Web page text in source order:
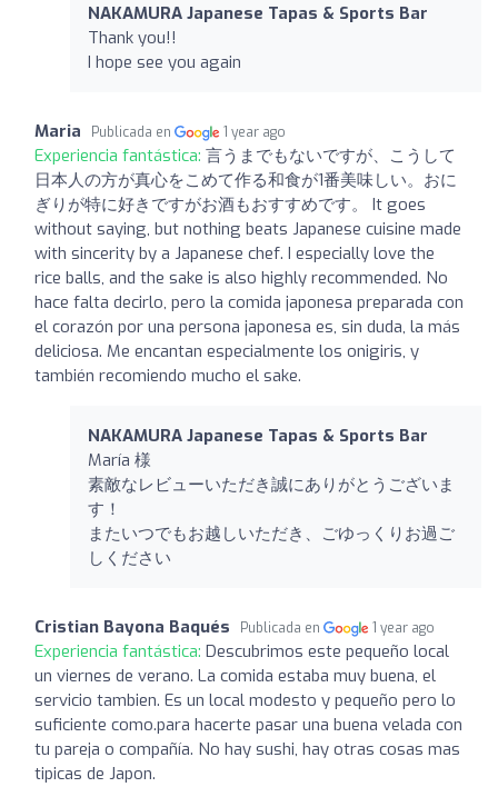
NAKAMURA Japanese Tapas & Sports Bar
Thank you!!
I hope see you again
Maria Publicada en 1 year ago
Experiencia fantástica: 言うまでもないですが、こうして
日本人の方が真心をこめて作る和食が1番美味しい。おに
ぎりが特に好きですがお酒もおすすめです。 It goes
without saying, but nothing beats Japanese cuisine made
with sincerity by a Japanese chef. I especially love the
rice balls, and the sake is also highly recommended. No
hace falta decirlo, pero la comida japonesa preparada con
el corazón por una persona japonesa es, sin duda, la más
deliciosa. Me encantan especialmente los onigiris, y
también recomiendo mucho el sake.
NAKAMURA Japanese Tapas & Sports Bar
María 様
素敵なレビューいただき誠にありがとうございま
す！
またいつでもお越しいただき、ごゆっくりお過ご
しください
Cristian Bayona Baqués Publicada en 1 year ago
Experiencia fantástica: Descubrimos este pequeño local
un viernes de verano. La comida estaba muy buena, el
servicio tambien. Es un local modesto y pequeño pero lo
suficiente como.para hacerte pasar una buena velada con
tu pareja o compañía. No hay sushi, hay otras cosas mas
tipicas de Japon.